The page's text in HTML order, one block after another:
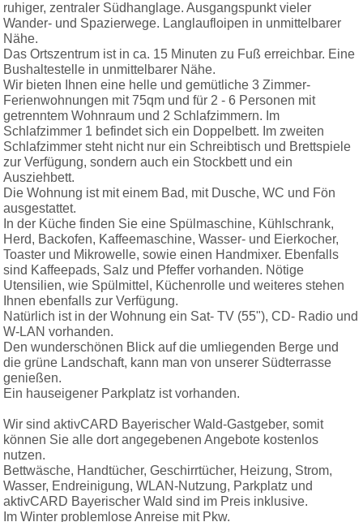
ruhiger, zentraler Südhanglage. Ausgangspunkt vieler
Wander- und Spazierwege. Langlaufloipen in unmittelbarer
Nähe.
Das Ortszentrum ist in ca. 15 Minuten zu Fuß erreichbar. Eine
Bushaltestelle in unmittelbarer Nähe.
Wir bieten Ihnen eine helle und gemütliche 3 Zimmer-
Ferienwohnungen mit 75qm und für 2 - 6 Personen mit
getrenntem Wohnraum und 2 Schlafzimmern. Im
Schlafzimmer 1 befindet sich ein Doppelbett. Im zweiten
Schlafzimmer steht nicht nur ein Schreibtisch und Brettspiele
zur Verfügung, sondern auch ein Stockbett und ein
Ausziehbett.
Die Wohnung ist mit einem Bad, mit Dusche, WC und Fön
ausgestattet.
In der Küche finden Sie eine Spülmaschine, Kühlschrank,
Herd, Backofen, Kaffeemaschine, Wasser- und Eierkocher,
Toaster und Mikrowelle, sowie einen Handmixer. Ebenfalls
sind Kaffeepads, Salz und Pfeffer vorhanden. Nötige
Utensilien, wie Spülmittel, Küchenrolle und weiteres stehen
Ihnen ebenfalls zur Verfügung.
Natürlich ist in der Wohnung ein Sat- TV (55"), CD- Radio und
W-LAN vorhanden.
Den wunderschönen Blick auf die umliegenden Berge und
die grüne Landschaft, kann man von unserer Südterrasse
genießen.
Ein hauseigener Parkplatz ist vorhanden.
Wir sind aktivCARD Bayerischer Wald-Gastgeber, somit
können Sie alle dort angegebenen Angebote kostenlos
nutzen.
Bettwäsche, Handtücher, Geschirrtücher, Heizung, Strom,
Wasser, Endreinigung, WLAN-Nutzung, Parkplatz und
aktivCARD Bayerischer Wald sind im Preis inklusive.
Im Winter problemlose Anreise mit Pkw.